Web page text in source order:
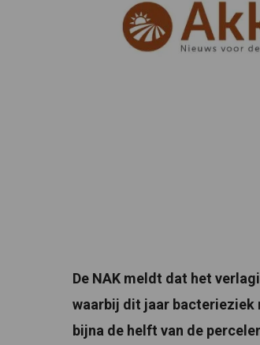
De NAK meldt dat het
waarbij dit jaar bacterieziek
bijna de helft van de